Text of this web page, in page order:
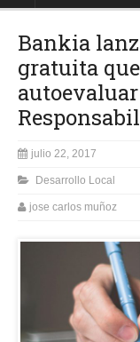
Bankia
gratuita
julio 22, 2017
Desarrollo Local
jose carlos muñoz